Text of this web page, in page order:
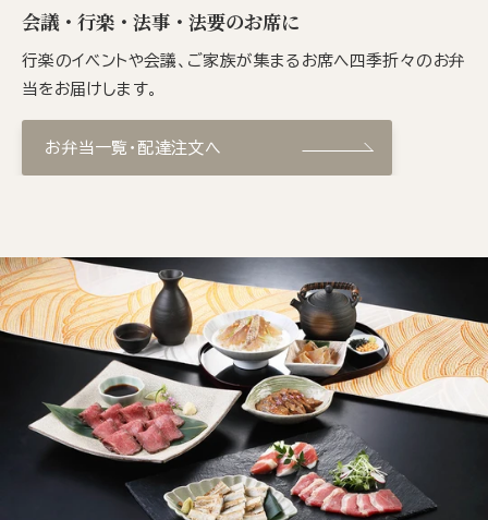
会議・行楽・法事・法要のお席に
行楽のイベントや会議、ご家族が集まるお席へ四季折々のお弁
当をお届けします。
お弁当一覧・配達注文へ